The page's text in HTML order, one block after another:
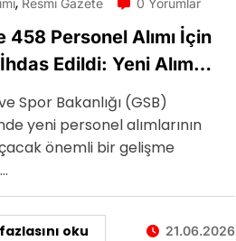
458 Personel Alımı İçin
Edildi: Yeni Alım
Spor Bakanlığı (GSB)
yeni personel alımlarının
önemli bir gelişme
oku 21.06.2026